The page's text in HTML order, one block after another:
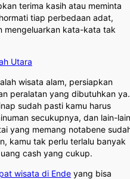
terima kasih atau meminta
tiap perbedaan adat,
mengeluarkan kata-kata tak
Utara
wisata alam, persiapkan
peralatan yang dibutuhkan ya.
sudah pasti kamu harus
secukupnya, dan lain-
yang memang notabene
kamu tak perlu terlalu banyak
cash yang cukup.
wisata di Ende yang bisa